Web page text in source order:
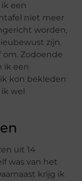
een
niet meer
worden,
zijn.
om. Zodoende
ik een
kon bekleden
wel
uit 14
was van het
krijg ik